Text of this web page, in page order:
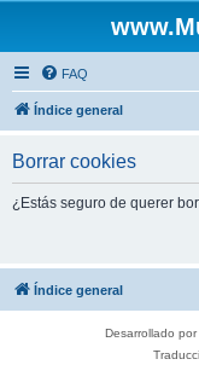
FAQ
Índice general
Borrar cookies
¿Estás seguro de querer
Índice general
Desarrollado por